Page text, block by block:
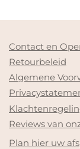
Contact en
Retourbeleid
Algemene
Reviews van
Plan hier uw